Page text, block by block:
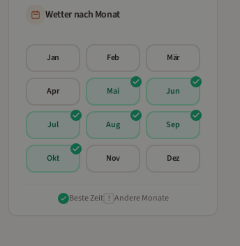
Wetter nach Monat
Jan Feb Mär
Apr Mai Jun
Jul Aug Sep
Okt Nov Dez
Beste Zeit ? Andere Monate